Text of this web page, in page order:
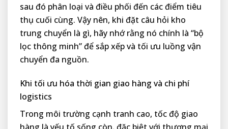
sau đó phân loại và điều phối đến các điểm tiêu
thụ cuối cùng. Vậy nên, khi đặt câu hỏi kho
trung chuyển là gì, hãy nhớ rằng nó chính là “bộ
lọc thông minh” để sắp xếp và tối ưu luồng vận
chuyển đa nguồn.
Khi tối ưu hóa thời gian giao hàng và chi phí
logistics
Trong môi trường cạnh tranh cao, tốc độ giao